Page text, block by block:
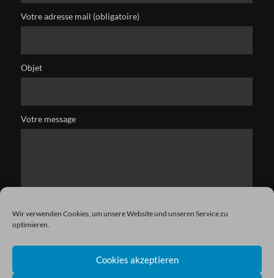
Wir verwenden Cookies, um unsere Website und unseren Service zu
optimieren.
Cookies akzeptieren
Votre adresse mail (obligatoire)
Objet
Votre message